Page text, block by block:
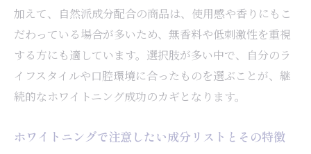
加えて、自然派成分配合の商品は、使用感や香りにもこ
だわっている場合が多いため、無香料や低刺激性を重視
する方にも適しています。選択肢が多い中で、自分のラ
イフスタイルや口腔環境に合ったものを選ぶことが、継
続的なホワイトニング成功のカギとなります。
ホワイトニングで注意したい成分リストとその特徴